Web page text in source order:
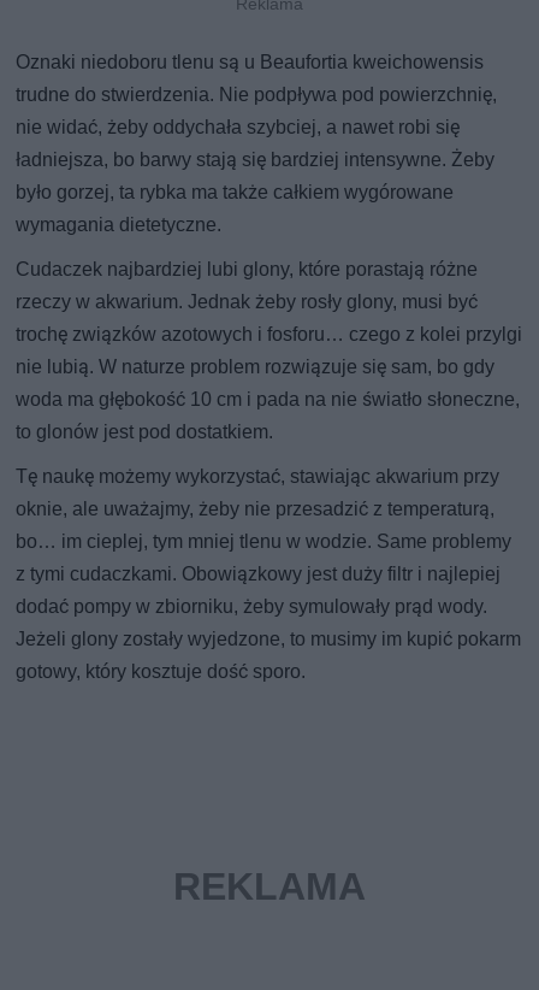
Oznaki niedoboru tlenu są u Beaufortia kweichowensis
trudne do stwierdzenia. Nie podpływa pod powierzchnię,
nie widać, żeby oddychała szybciej, a nawet robi się
ładniejsza, bo barwy stają się bardziej intensywne. Żeby
było gorzej, ta rybka ma także całkiem wygórowane
wymagania dietetyczne.
Cudaczek najbardziej lubi glony, które porastają różne
rzeczy w akwarium. Jednak żeby rosły glony, musi być
trochę związków azotowych i fosforu… czego z kolei przylgi
nie lubią. W naturze problem rozwiązuje się sam, bo gdy
woda ma głębokość 10 cm i pada na nie światło słoneczne,
to glonów jest pod dostatkiem.
Tę naukę możemy wykorzystać, stawiając akwarium przy
oknie, ale uważajmy, żeby nie przesadzić z temperaturą,
bo… im cieplej, tym mniej tlenu w wodzie. Same problemy
z tymi cudaczkami. Obowiązkowy jest duży filtr i najlepiej
dodać pompy w zbiorniku, żeby symulowały prąd wody.
Jeżeli glony zostały wyjedzone, to musimy im kupić pokarm
gotowy, który kosztuje dość sporo.